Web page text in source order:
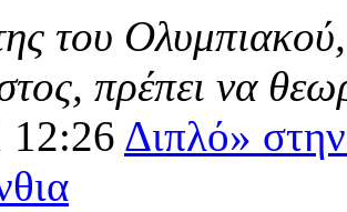
του
πρέπει να
12:26 Διπλό»